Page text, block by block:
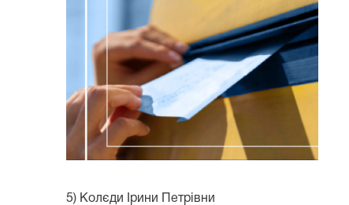
5) Колєди Ірини Петрівни